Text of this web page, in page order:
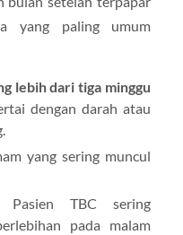
yang paling umum
lebih dari tiga minggu
dengan darah atau
yang sering muncul
TBC sering
pada malam